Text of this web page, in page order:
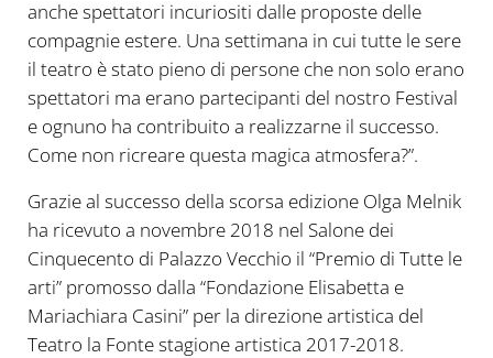
anche spettatori incuriositi dalle proposte delle
compagnie estere. Una settimana in cui tutte le sere
il teatro è stato pieno di persone che non solo erano
spettatori ma erano partecipanti del nostro Festival
e ognuno ha contribuito a realizzarne il successo.
Come non ricreare questa magica atmosfera?”.
Grazie al successo della scorsa edizione Olga Melnik
ha ricevuto a novembre 2018 nel Salone dei
Cinquecento di Palazzo Vecchio il “Premio di Tutte le
arti” promosso dalla “Fondazione Elisabetta e
Mariachiara Casini” per la direzione artistica del
Teatro la Fonte stagione artistica 2017-2018.